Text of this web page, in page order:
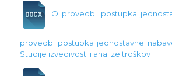
O provedbi postupka
provedbi postupka jednostavne
Studije izvedivosti i analize troškov